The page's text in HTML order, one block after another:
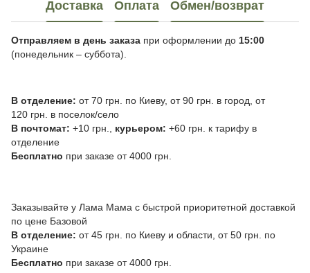
Доставка Оплата Обмен/возврат
Отправляем в день заказа при оформлении до 15:00
(понедельник – суббота).
В отделение: от 70 грн. по Киеву, от 90 грн. в город, от
120 грн. в поселок/село
В почтомат: +10 грн., курьером: +60 грн. к тарифу в
отделение
Бесплатно при заказе от 4000 грн.
Заказывайте у Лама Мама с быстрой приоритетной доставкой
по цене Базовой
В отделение: от 45 грн. по Киеву и области, от 50 грн. по
Украине
Бесплатно при заказе от 4000 грн.